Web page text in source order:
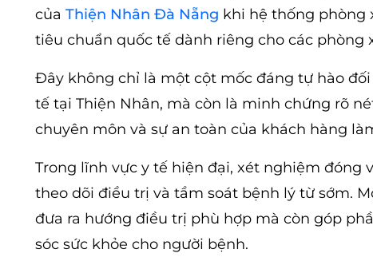
của Thiện Nhân Đà Nẵng khi hệ thống phòng
tiêu chuẩn quốc tế dành riêng cho các phòng
Đây không chỉ là một cột mốc đáng tự hào
tế tại Thiện Nhân, mà còn là minh chứng rõ
chuyên môn và sự an toàn của khách hàng
Trong lĩnh vực y tế hiện đại, xét nghiệm đóng
theo dõi điều trị và tầm soát bệnh lý từ sớm.
đưa ra hướng điều trị phù hợp mà còn góp
sóc sức khỏe cho người bệnh.